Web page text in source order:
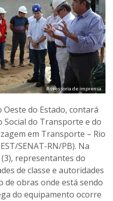
Assessoria de imprensa
do Estado, contará
Social do Transporte e do
em Transporte – Rio
SENAT-RN/PB). Na
representantes do
de classe e autoridades
de obras onde está sendo
do equipamento ocorre